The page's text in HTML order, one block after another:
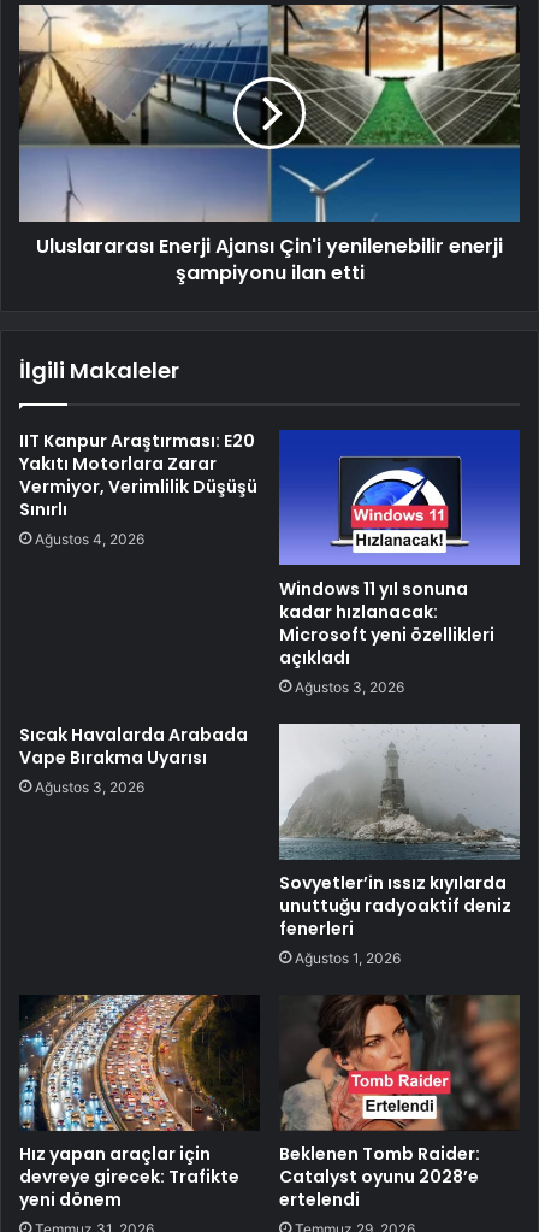
Uluslararası Enerji Ajansı Çin'i yenilenebilir enerji
şampiyonu ilan etti
İlgili Makaleler
IIT Kanpur Araştırması: E20
Yakıtı Motorlara Zarar
Vermiyor, Verimlilik Düşüşü
Sınırlı
Ağustos 4, 2026
Windows 11 yıl sonuna
kadar hızlanacak:
Microsoft yeni özellikleri
açıkladı
Ağustos 3, 2026
Sıcak Havalarda Arabada
Vape Bırakma Uyarısı
Ağustos 3, 2026
Sovyetler’in ıssız kıyılarda
unuttuğu radyoaktif deniz
fenerleri
Ağustos 1, 2026
Hız yapan araçlar için
devreye girecek: Trafikte
yeni dönem
Beklenen Tomb Raider:
Catalyst oyunu 2028’e
ertelendi